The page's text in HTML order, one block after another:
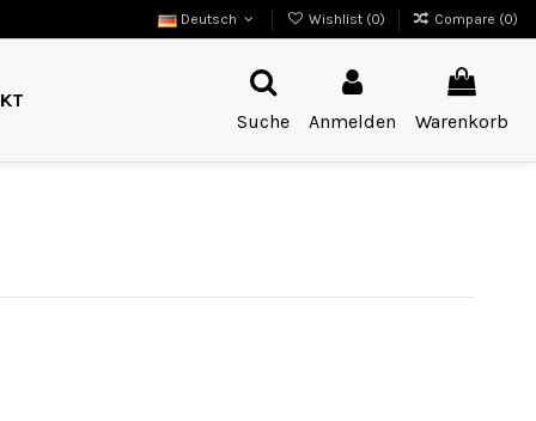
Deutsch Wishlist (0) Compare (0)
Suche
Anmelden Warenkorb